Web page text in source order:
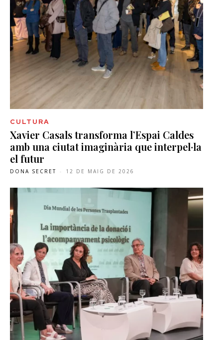
CULTURA
Xavier Casals transforma l’Espai Caldes
amb una ciutat imaginària que interpel·la
el futur
DONA SECRET - 12 DE MAIG DE 2026